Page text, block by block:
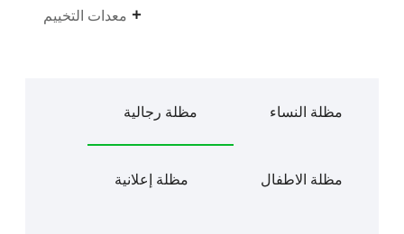
معدات التخييم
مظلة النساء مظلة رجالية
مظلة الاطفال مظلة إعلانية